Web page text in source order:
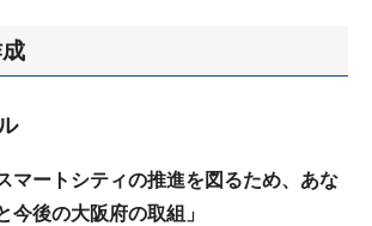
マートシティの推進を図るため、あな
今後の大阪府の取組」